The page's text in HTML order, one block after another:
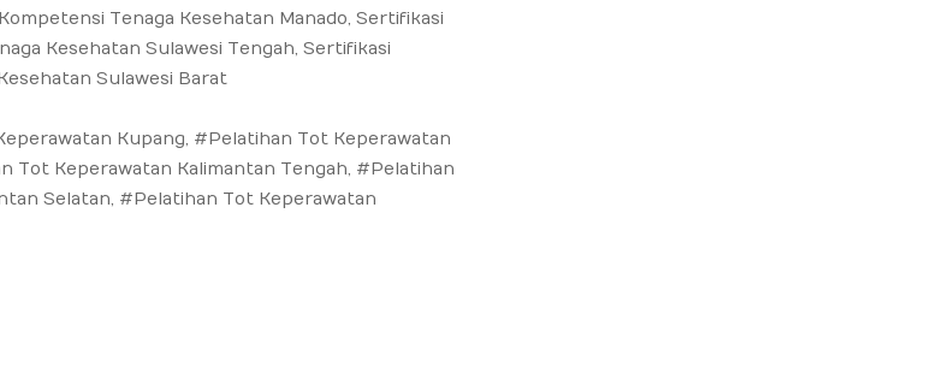
Tenaga Kesehatan Manado, Sertifikasi
Kesehatan Sulawesi Tengah, Sertifikasi
Sulawesi Barat
Kupang, #Pelatihan Tot Keperawatan
Tot Keperawatan Kalimantan Tengah, #Pelatihan
Selatan, #Pelatihan Tot Keperawatan